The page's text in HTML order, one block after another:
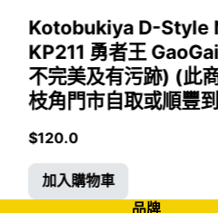
Kotobukiya D-Style
KP211 勇者王
不完美及有污跡) (此
枝角門市自取或順豐
$120.0
加入購物車
品牌